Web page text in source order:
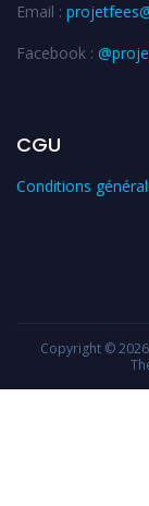
Email :
Facebook :
CGU
Conditions
Copyright © 2026